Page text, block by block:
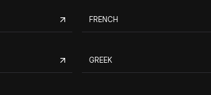
FRENCH
GREEK